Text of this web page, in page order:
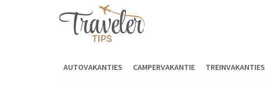
AUTOVAKANTIES CAMPERVAKANTIE TREINVAKANTIES